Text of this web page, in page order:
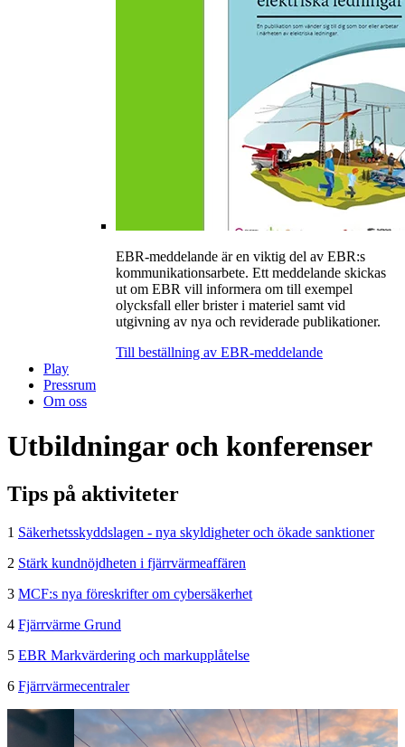
EBR-meddelande är en viktig del av EBR:s
kommunikationsarbete. Ett meddelande skickas
ut om EBR vill informera om till exempel
olycksfall eller brister i materiel samt vid
utgivning av nya och reviderade publikationer.
Till beställning av EBR-meddelande
Play
Pressrum
Om oss
Utbildningar och konferenser
Tips på aktiviteter
1 Säkerhetsskyddslagen - nya skyldigheter och ökade sanktioner
2 Stärk kundnöjdheten i fjärrvärmeaffären
3 MCF:s nya föreskrifter om cybersäkerhet
4 Fjärrvärme Grund
5 EBR Markvärdering och markupplåtelse
6 Fjärrvärmecentraler